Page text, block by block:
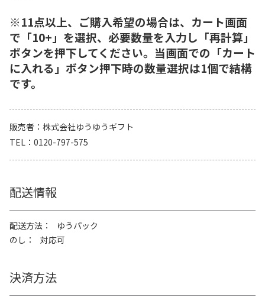
※11点以上、ご購入希望の場合は、カート画面
で「10+」を選択、必要数量を入力し「再計算」
ボタンを押下してください。当画面での「カート
に入れる」ボタン押下時の数量選択は1個で結構
です。
販売者
株式会社ゆうゆうギフト
TEL
0120-797-575
配送情報
配送方法
ゆうパック
のし
対応可
決済方法